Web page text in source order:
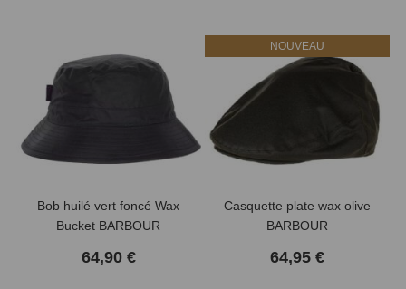
Bob huilé vert foncé Wax
Bucket BARBOUR
64,90 €
NOUVEAU
Casquette plate wax olive
BARBOUR
64,95 €